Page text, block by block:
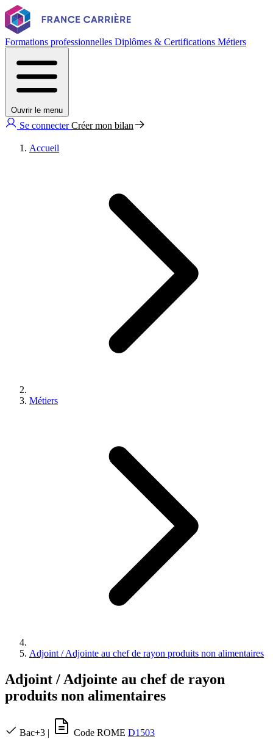
Formations professionnelles Diplômes & Certifications Métiers
Ouvrir le menu
Se connecterCréer mon bilan
Accueil
Métiers
Adjoint / Adjointe au chef de rayon produits non alimentaires
Adjoint / Adjointe au chef de rayon
produits non alimentaires
Bac+3 | Code ROME D1503